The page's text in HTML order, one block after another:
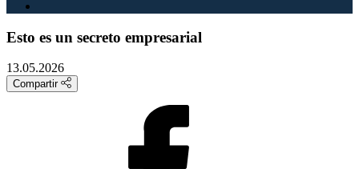
Esto es un secreto empresarial
13.05.2026
Compartir